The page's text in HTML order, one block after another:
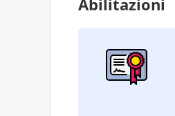
Abilitazioni